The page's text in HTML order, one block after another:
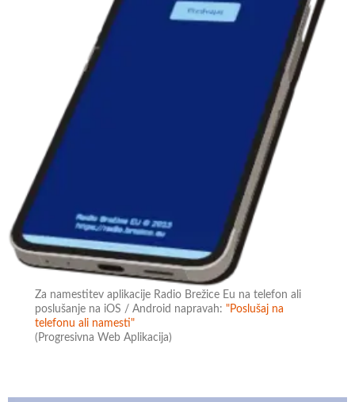
Za namestitev aplikacije Radio Brežice Eu na telefon ali
poslušanje na iOS / Android napravah:"Poslušaj na
telefonu ali namesti"
(Progresivna Web Aplikacija)